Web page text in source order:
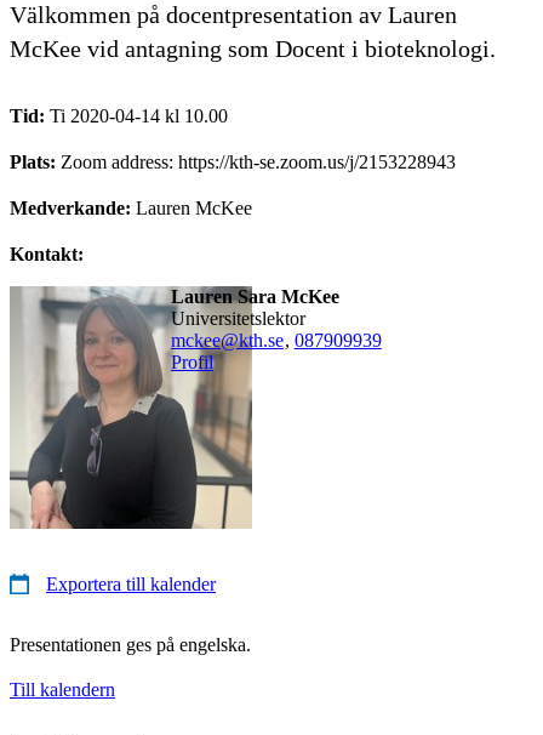
Välkommen på docentpresentation av Lauren
McKee vid antagning som Docent i bioteknologi.
Tid: Ti 2020-04-14 kl 10.00
Plats: Zoom address: https://kth-se.zoom.us/j/2153228943
Medverkande: Lauren McKee
Kontakt:
Lauren Sara McKee
universitetslektor
mckee@kth.se, 087909939
Profil
Exportera till kalender
Presentationen ges på engelska.
Till kalendern